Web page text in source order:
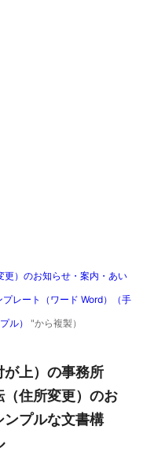
更）のお知らせ・案内・あい
レート（ワード Word）（手
ル） "から複製）
上）の事務所
（住所変更）のお
プルな文書構